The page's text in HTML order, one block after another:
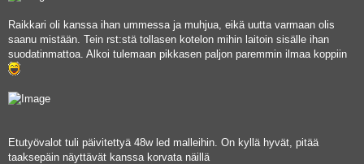
Raikkari oli kanssa ihan ummessa ja muhjua, eikä uutta varmaan olis
saanu mistään. Tein rst:stä tollasen kotelon mihin laitoin sisälle ihan
suodatinmattoa. Alkoi tulemaan pikkasen paljon paremmin ilmaa koppiin
Etutyövalot tuli päivitettyä 48w led malleihin. On kyllä hyvät, pitää
taaksepäin näyttävät kanssa korvata näillä